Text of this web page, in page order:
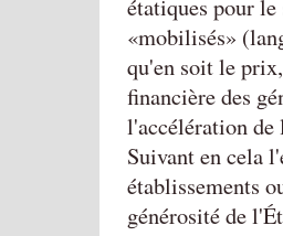
étatiques pour
mobilisés
qu'en soit le
financière des
l'accélération
Suivant en cela
établissements
générosité de